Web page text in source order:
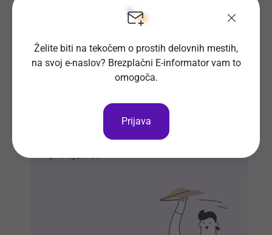
tvoj e-naslov
Prijavi se na E-informator.
Prijavi se
Želite biti na tekočem o prostih delovnih mestih,
na svoj e-naslov? Brezplačni E-informator vam to
omogoča.
Prijava